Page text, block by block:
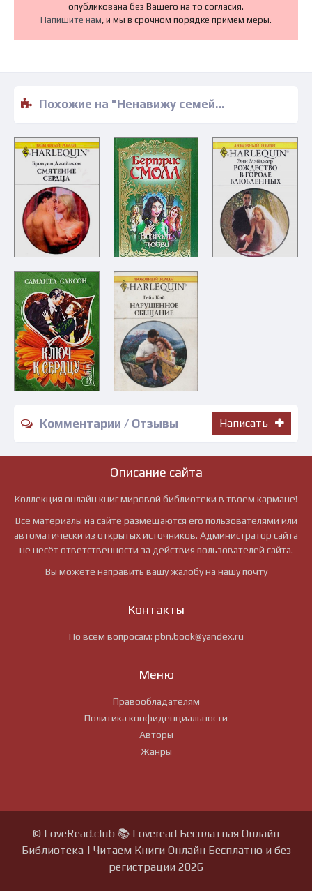
опубликована без Вашего на то согласия.
Напишите нам , и мы в срочном порядке примем меры.
Похожие на "Ненавижу семейную жизнь - Фэй Уэлдон" книги читать бесплатно полные версии
Комментарии / Отзывы Написать
Описание сайта
Коллекция онлайн книг мировой библиотеки в твоем кармане!
Все материалы на сайте размещаются его пользователями или
автоматически из открытых источников. Администратор сайта
не несёт ответственности за действия пользователей сайта.
Вы можете направить вашу жалобу на нашу почту
Контакты
По всем вопросам: pbn.book@yandex.ru
Меню
Правообладателям
Политика конфиденциальности
Авторы
Жанры
© LoveRead.club 📚 Loveread Бесплатная Онлайн
Библиотека | Читаем Книги Онлайн Бесплатно и без
регистрации 2026